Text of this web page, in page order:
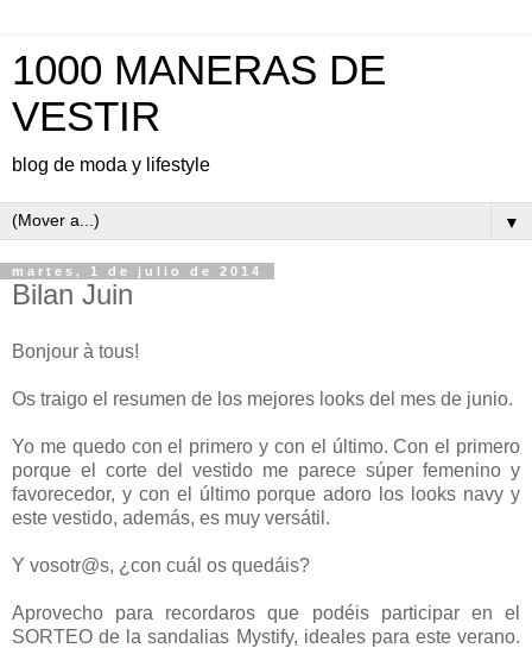
1000 MANERAS DE
VESTIR
blog de moda y lifestyle
▼
martes, 1 de julio de 2014
Bilan Juin
Bonjour à tous!
Os traigo el resumen de los mejores looks del mes de junio.
Yo me quedo con el primero y con el último. Con el primero
porque el corte del vestido me parece súper femenino y
favorecedor, y con el último porque adoro los looks navy y
este vestido, además, es muy versátil.
Y vosotr@s, ¿con cuál os quedáis?
Aprovecho para recordaros que podéis participar en el
SORTEO de la sandalias Mystify, ideales para este verano.